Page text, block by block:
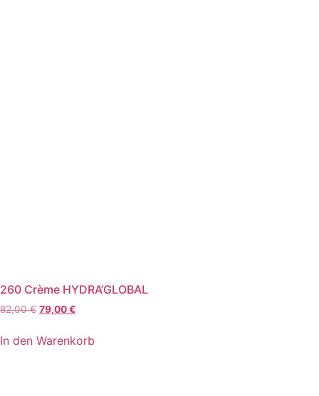
260 Crème HYDRA’GLOBAL
82,00€ Ursprünglicher
war:
79,00€Aktueller
ist:
In den Warenkorb